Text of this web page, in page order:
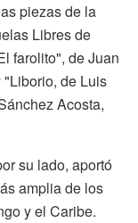
piezas de la
Libres de
farolito", de Juan
de Luis
Acosta,
su lado, aportó
amplia de los
y el Caribe.